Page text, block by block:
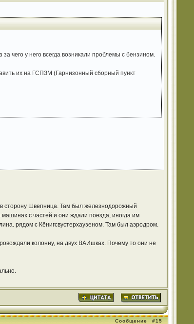
чего у него всегда возникали проблемы с бензином.
их на ГСПЗМ (Гарнизонный сборный пункт
в сторону Швепница. Там был железнодорожный
с частей и они ждали поезда, иногда им
рядом с Кёнигсвустерхаузеном. Там был аэродром.
колонну, на двух ВАИшках. Почему то они не
Сообщение #15